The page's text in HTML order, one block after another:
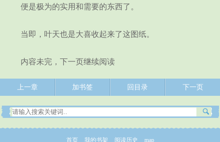
便是极为的实用和需要的东西了。
当即，叶天也是大喜收起来了这图纸。
内容未完，下一页继续阅读
上一章 加书签 回目录 下一页
首页 我的书架 阅读历史 map